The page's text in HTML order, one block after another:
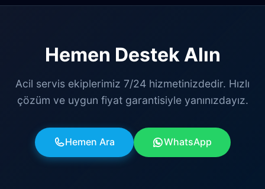
Hemen Destek Alın
Acil servis ekiplerimiz 7/24 hizmetinizdedir. Hızlı
çözüm ve uygun fiyat garantisiyle yanınızdayız.
Hemen Ara WhatsApp